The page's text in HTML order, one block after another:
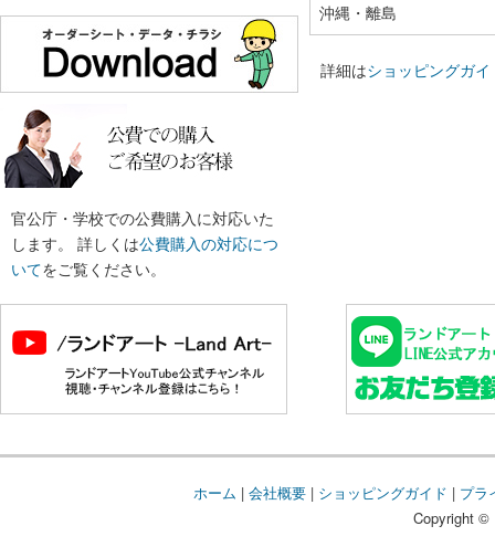
官公庁・学校での公費購入に対応いた
します。 詳しくは公費購入の対応につ
いてをご覧ください。
沖縄・離島
詳細はショッピングガイ
ホーム | 会社概要| ショッピングガイド | プラ
Copyright ©